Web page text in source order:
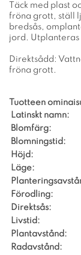
Täck med plast
fröna grott, ställ
bredsås,
jord. Utplanteras
Direktsådd:
fröna grott.
Tuotteen
Latinskt namn:
Blomfärg:
Blomningstid:
Höjd:
Läge:
Förodling:
Direktsås:
Livstid:
Plantavstånd:
Radavstånd: